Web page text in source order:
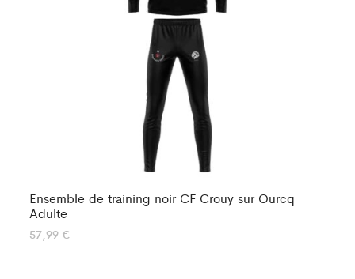
Ensemble de training noir CF Crouy sur Ourcq
Adulte
57,99 €